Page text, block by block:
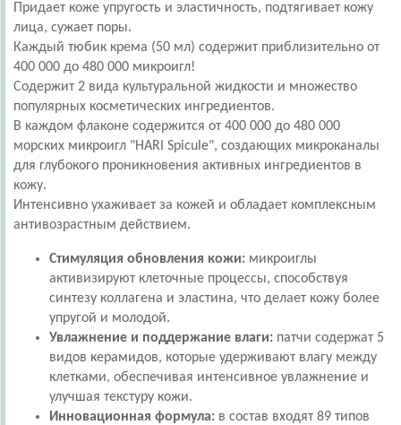
Придает коже упругость и эластичность, подтягивает кожу
лица, сужает поры.
Каждый тюбик крема (50 мл) содержит приблизительно от
400 000 до 480 000 микроигл!
Содержит 2 вида культуральной жидкости и множество
популярных косметических ингредиентов.
В каждом флаконе содержится от 400 000 до 480 000
морских микроигл "HARI Spicule", создающих микроканалы
для глубокого проникновения активных ингредиентов в
кожу.
Интенсивно ухаживает за кожей и обладает комплексным
антивозрастным действием.
Стимуляция обновления кожи: микроиглы
активизируют клеточные процессы, способствуя
синтезу коллагена и эластина, что делает кожу более
упругой и молодой.
Увлажнение и поддержание влаги: патчи содержат 5
видов керамидов, которые удерживают влагу между
клетками, обеспечивая интенсивное увлажнение и
улучшая текстуру кожи.
Инновационная формула: в состав входят 89 типов